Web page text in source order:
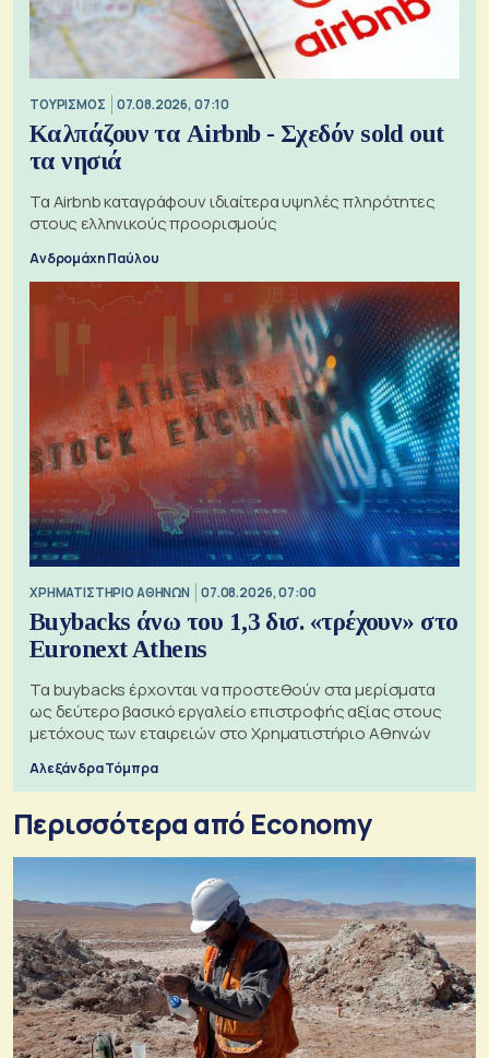
ΤΟΥΡΙΣΜΟΣ 07.08.2026, 07:10
Καλπάζουν τα Airbnb - Σχεδόν sold out
τα νησιά
Τα Airbnb καταγράφουν ιδιαίτερα υψηλές πληρότητες
στους ελληνικούς προορισμούς
Ανδρομάχη Παύλου
XΡΗΜΑΤΙΣΤΗΡΙΟ ΑΘΗΝΩΝ 07.08.2026, 07:00
Buybacks άνω του 1,3 δισ. «τρέχουν» στο
Euronext Athens
Τα buybacks έρχονται να προστεθούν στα μερίσματα
ως δεύτερο βασικό εργαλείο επιστροφής αξίας στους
μετόχους των εταιρειών στο Χρηματιστήριο Αθηνών
Αλεξάνδρα Τόμπρα
Περισσότερα από Economy